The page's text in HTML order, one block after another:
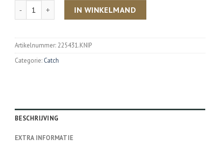
Aantal IN WINKELMAND
Artikelnummer: 225431.KNIP
Categorie: Catch
BESCHRIJVING
EXTRA INFORMATIE